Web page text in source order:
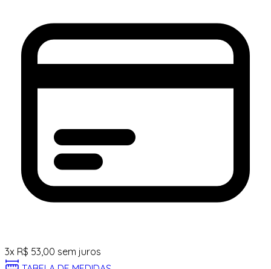
3x R$ 53,00 sem juros